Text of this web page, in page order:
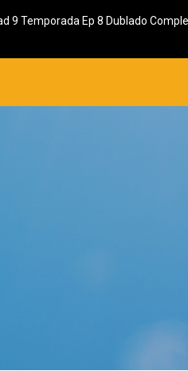
9 Temporada Ep 8 Dublado